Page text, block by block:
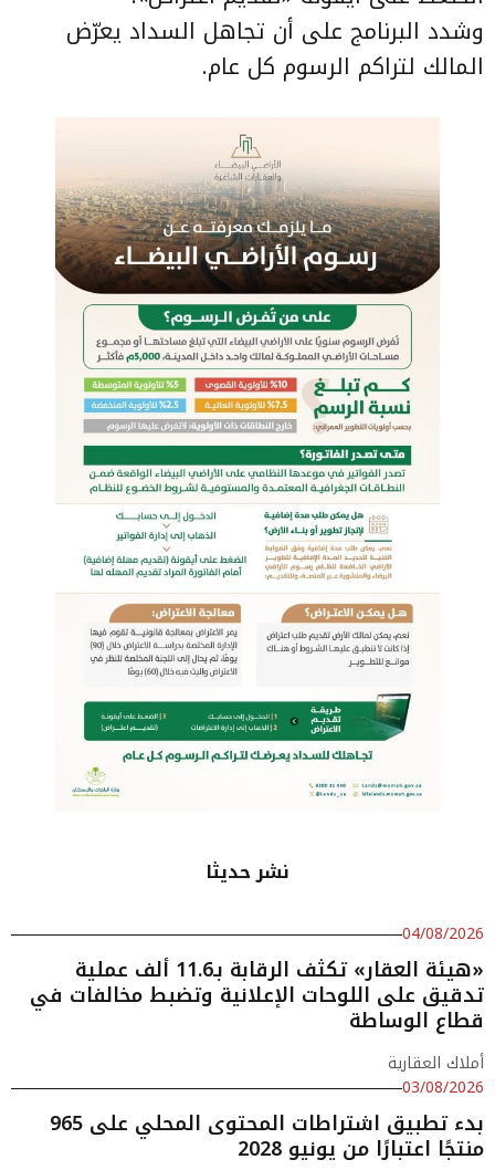
وشدد البرنامج على أن تجاهل السداد يعرّض
المالك لتراكم الرسوم كل عام.
نشر حديثا
04/08/2026
«هيئة العقار» تكثف الرقابة بـ11.6 ألف عملية
تدقيق على اللوحات الإعلانية وتضبط مخالفات في
قطاع الوساطة
أملاك العقارية
03/08/2026
بدء تطبيق اشتراطات المحتوى المحلي على 965
منتجًا اعتبارًا من يونيو 2028